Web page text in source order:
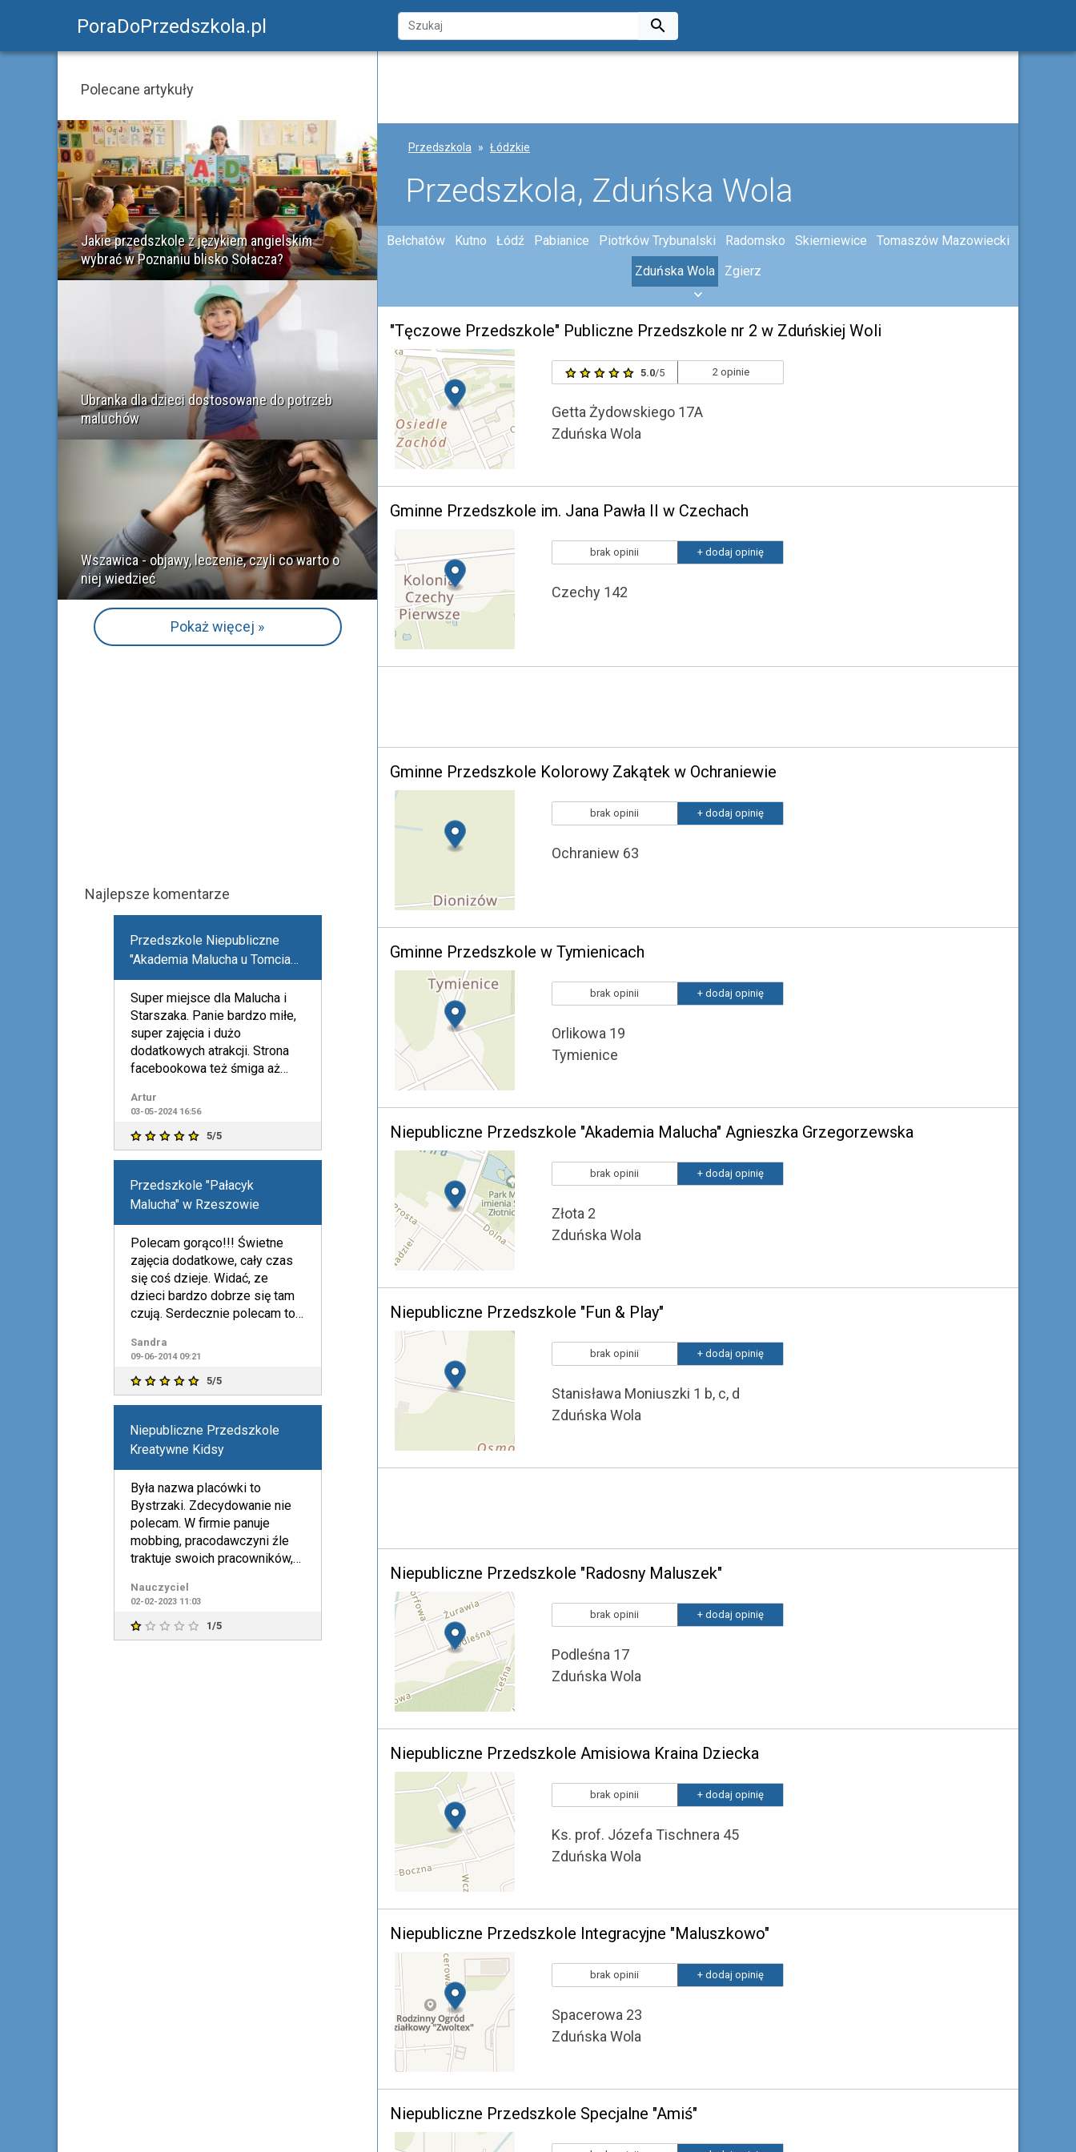
PoraDoPrzedszkola.pl 
Przedszkola Łódzkie
Przedszkola, Zduńska Wola
Bełchatów Kutno Łódź Pabianice Piotrków Trybunalski Radomsko Skierniewice
Tomaszów Mazowiecki
Zduńska Wola
Zgierz
"Tęczowe Przedszkole" Publiczne Przedszkole nr 2 w Zduńskiej Woli
5.0/5 2 opinie
Getta Żydowskiego 17A
Zduńska Wola
Gminne Przedszkole im. Jana Pawła II w Czechach
brak opinii + dodaj opinię
Czechy 142
Gminne Przedszkole Kolorowy Zakątek w Ochraniewie
brak opinii + dodaj opinię
Ochraniew 63
Gminne Przedszkole w Tymienicach
brak opinii + dodaj opinię
Orlikowa 19
Tymienice
Niepubliczne Przedszkole "Akademia Malucha" Agnieszka Grzegorzewska
brak opinii + dodaj opinię
Złota 2
Zduńska Wola
Niepubliczne Przedszkole "Fun & Play"
brak opinii + dodaj opinię
Stanisława Moniuszki 1 b, c, d
Zduńska Wola
Niepubliczne Przedszkole "Radosny Maluszek"
brak opinii + dodaj opinię
Podleśna 17
Zduńska Wola
Niepubliczne Przedszkole Amisiowa Kraina Dziecka
brak opinii + dodaj opinię
Ks. prof. Józefa Tischnera 45
Zduńska Wola
Niepubliczne Przedszkole Integracyjne "Maluszkowo"
brak opinii + dodaj opinię
Spacerowa 23
Zduńska Wola
Niepubliczne Przedszkole Specjalne "Amiś"
Polecane artykuły
Jakie przedszkole z językiem angielskim
wybrać w Poznaniu blisko Sołacza?
Ubranka dla dzieci dostosowane do potrzeb
maluchów
Wszawica - objawy, leczenie, czyli co warto o
niej wiedzieć
Pokaż więcej »
Najlepsze komentarze
Przedszkole Niepubliczne
"Akademia Malucha u Tomcia
Palucha" w Bydgoszczy
Super miejsce dla Malucha i
Starszaka. Panie bardzo miłe,
super zajęcia i dużo
dodatkowych atrakcji. Strona
facebookowa też śmiga aż
Artur
03-05-2024 16:56
5/5
Przedszkole "Pałacyk
Malucha" w Rzeszowie
Polecam gorąco!!! Świetne
zajęcia dodatkowe, cały czas
się coś dzieje. Widać, ze
dzieci bardzo dobrze się tam
czują. Serdecznie polecam to
Sandra
09-06-2014 09:21
5/5
Niepubliczne Przedszkole
Kreatywne Kidsy
Była nazwa placówki to
Bystrzaki. Zdecydowanie nie
polecam. W firmie panuje
mobbing, pracodawczyni źle
traktuje swoich pracowników,
iNauczyciel
02-02-2023 11:03
1/5